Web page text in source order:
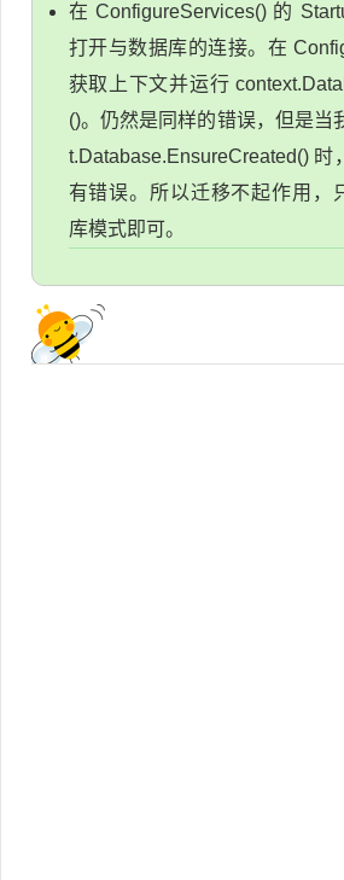
在 ConfigureServices() 的
打开与数据库的连接。在
获取上下文并运行
()。仍然是同样的错误，但是当
t.Database.EnsureCreated() 时
有错误。所以迁移不起作用，
库模式即可。